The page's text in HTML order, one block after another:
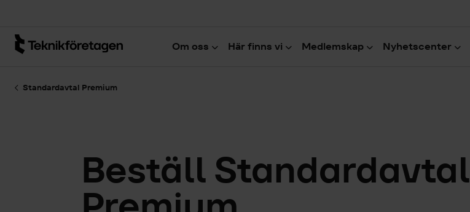
Om oss Här finns vi Medlemskap Nyhetscenter
Standardavtal Premium
Beställ Standardavtal